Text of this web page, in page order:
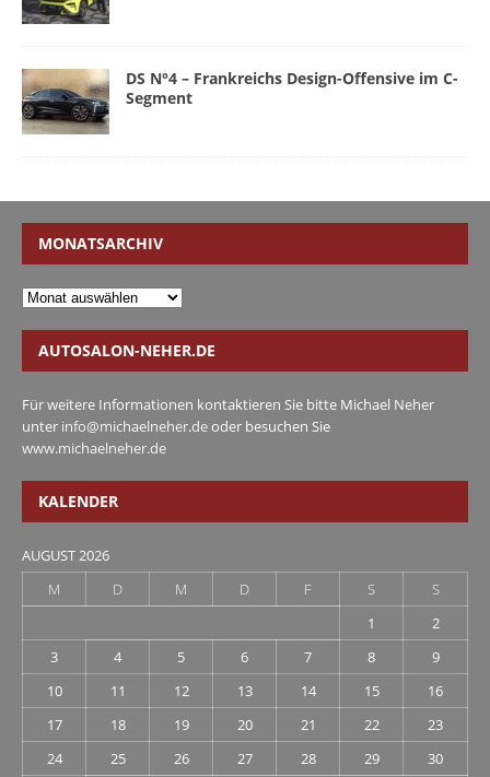
DS N°4 – Frankreichs Design-Offensive im C-
Segment
MONATSARCHIV
AUTOSALON-NEHER.DE
Für weitere Informationen kontaktieren Sie bitte Michael Neher
unter info@michaelneher.deoder besuchen Sie
www.michaelneher.de
KALENDER
AUGUST 2026
M
D M D F S
S
1
2
3
4 5 6 7 8
9
10
11 12 13 14 15
16
17
18 19 20 21 22
23
24
25 26 27 28 29 30